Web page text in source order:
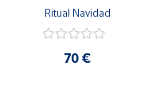
(Precio por pareja. Pack
Ritual Navidad
70 €